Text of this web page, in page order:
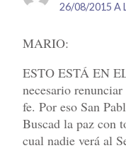
26/08/2015 A
MARIO:
ESTO ESTÁ EN
necesario
fe. Por eso San
Buscad la paz con
cual nadie verá al